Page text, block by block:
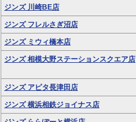
ジンズ 川崎BE店
ジンズ フレルさぎ沼店
ジンズ ミウィ橋本店
ジンズ 相模大野ステーションスクエア店
ジンズ アピタ長津田店
ジンズ 横浜相鉄ジョイナス店